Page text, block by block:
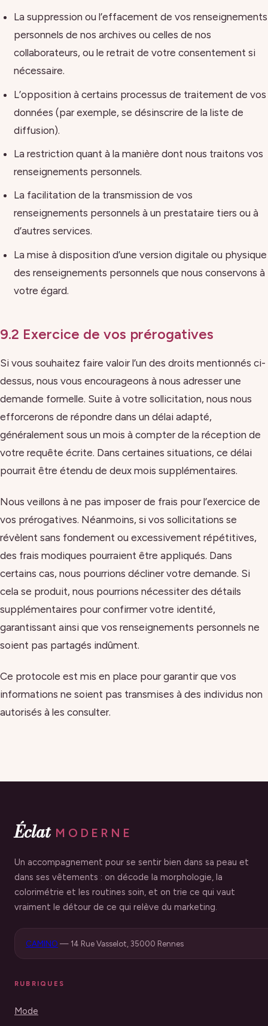
La suppression ou l’effacement de vos renseignements
personnels de nos archives ou celles de nos
collaborateurs, ou le retrait de votre consentement si
nécessaire.
L’opposition à certains processus de traitement de vos
données (par exemple, se désinscrire de la liste de
diffusion).
La restriction quant à la manière dont nous traitons vos
renseignements personnels.
La facilitation de la transmission de vos
renseignements personnels à un prestataire tiers ou à
d’autres services.
La mise à disposition d’une version digitale ou physique
des renseignements personnels que nous conservons à
votre égard.
9.2 Exercice de vos prérogatives
Si vous souhaitez faire valoir l’un des droits mentionnés ci-
dessus, nous vous encourageons à nous adresser une
demande formelle. Suite à votre sollicitation, nous nous
efforcerons de répondre dans un délai adapté,
généralement sous un mois à compter de la réception de
votre requête écrite. Dans certaines situations, ce délai
pourrait être étendu de deux mois supplémentaires.
Nous veillons à ne pas imposer de frais pour l’exercice de
vos prérogatives. Néanmoins, si vos sollicitations se
révèlent sans fondement ou excessivement répétitives,
des frais modiques pourraient être appliqués. Dans
certains cas, nous pourrions décliner votre demande. Si
cela se produit, nous pourrions nécessiter des détails
supplémentaires pour confirmer votre identité,
garantissant ainsi que vos renseignements personnels ne
soient pas partagés indûment.
Ce protocole est mis en place pour garantir que vos
informations ne soient pas transmises à des individus non
autorisés à les consulter.
Éclat MODERNE
Un accompagnement pour se sentir bien dans sa peau et
dans ses vêtements : on décode la morphologie, la
colorimétrie et les routines soin, et on trie ce qui vaut
vraiment le détour de ce qui relève du marketing.
CAMINO —14 Rue Vasselot, 35000 Rennes
RUBRIQUES
Mode